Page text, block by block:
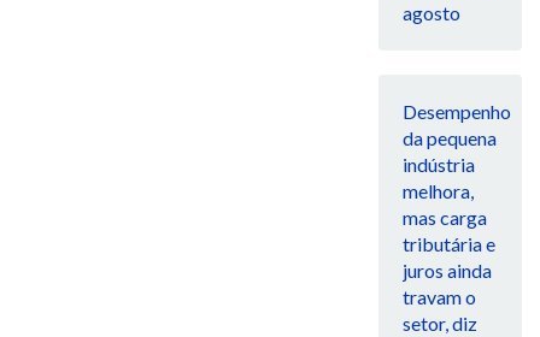
agosto
Desempenho
da pequena
indústria
melhora,
mas carga
tributária e
juros ainda
travam o
setor, diz